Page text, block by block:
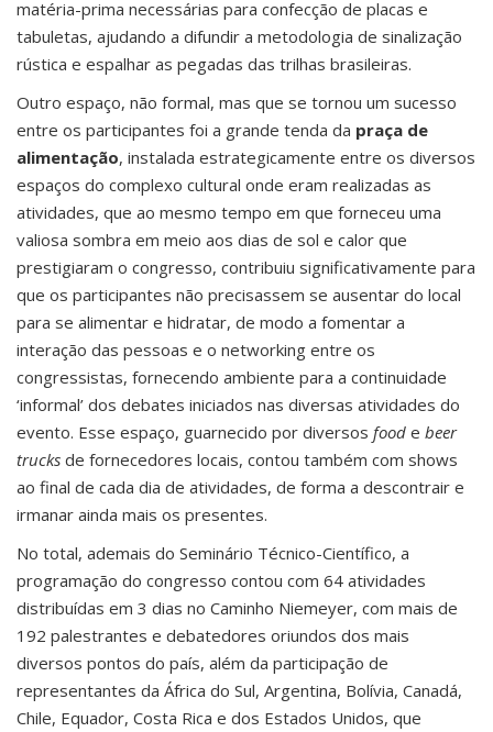
matéria-prima necessárias para confecção de placas e
tabuletas, ajudando a difundir a metodologia de sinalização
rústica e espalhar as pegadas das trilhas brasileiras.
Outro espaço, não formal, mas que se tornou um sucesso
entre os participantes foi a grande tenda da praça de
alimentação, instalada estrategicamente entre os diversos
espaços do complexo cultural onde eram realizadas as
atividades, que ao mesmo tempo em que forneceu uma
valiosa sombra em meio aos dias de sol e calor que
prestigiaram o congresso, contribuiu significativamente para
que os participantes não precisassem se ausentar do local
para se alimentar e hidratar, de modo a fomentar a
interação das pessoas e o networking entre os
congressistas, fornecendo ambiente para a continuidade
‘informal’ dos debates iniciados nas diversas atividades do
evento. Esse espaço, guarnecido por diversos food e beer
trucks de fornecedores locais, contou também com shows
ao final de cada dia de atividades, de forma a descontrair e
irmanar ainda mais os presentes.
No total, ademais do Seminário Técnico-Científico, a
programação do congresso contou com 64 atividades
distribuídas em 3 dias no Caminho Niemeyer, com mais de
192 palestrantes e debatedores oriundos dos mais
diversos pontos do país, além da participação de
representantes da África do Sul, Argentina, Bolívia, Canadá,
Chile, Equador, Costa Rica e dos Estados Unidos, que